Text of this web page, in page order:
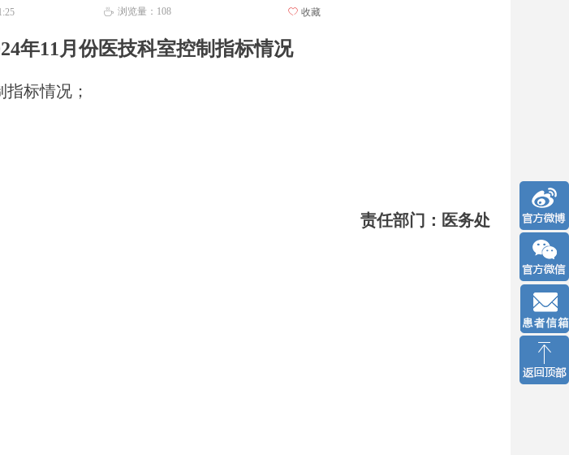
年11 月份医技科室控制指标情况
标情况；
责任部门：医务处
ꄘ 浏览量： 108 ꄀ 收藏